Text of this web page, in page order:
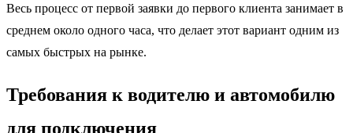
Весь процесс от первой заявки до первого клиента занимает в
среднем около одного часа, что делает этот вариант одним из
самых быстрых на рынке.
Требования к водителю и автомобилю
для подключения